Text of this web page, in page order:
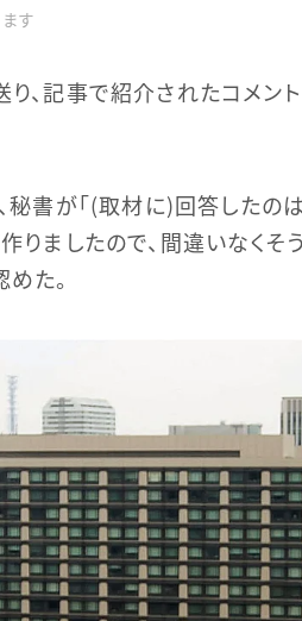
ます
、記事で紹介されたコメン
書が「（取材に）回答したの
ましたので、間違いなくそう
た。